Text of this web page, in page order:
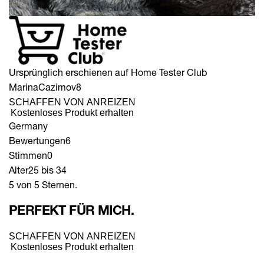
Ursprünglich erschienen auf Home Tester Club
MarinaCazimov8
SCHAFFEN VON ANREIZEN
Kostenloses Produkt erhalten
Germany
Bewertungen6
Stimmen0
Alter25 bis 34
5 von 5 Sternen.
PERFEKT FÜR MICH.
SCHAFFEN VON ANREIZEN
Kostenloses Produkt erhalten